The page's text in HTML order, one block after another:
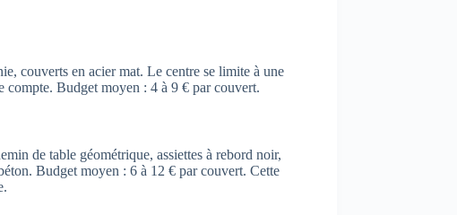
couverts en acier mat. Le centre se limite à une
compte. Budget moyen : 4 à 9 € par couvert.
de table géométrique, assiettes à rebord noir,
Budget moyen : 6 à 12 € par couvert. Cette